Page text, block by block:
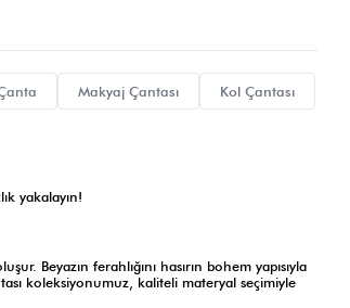
Makyaj Çantası Kol Çantası
yakalayın!
Beyazın ferahlığını hasırın bohem yapısıyla
koleksiyonumuz, kaliteli materyal seçimiyle